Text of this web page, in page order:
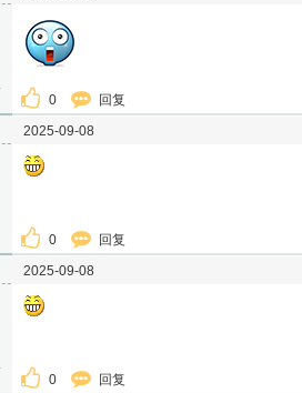
0 回复
2025-09-08
0 回复
2025-09-08
0 回复